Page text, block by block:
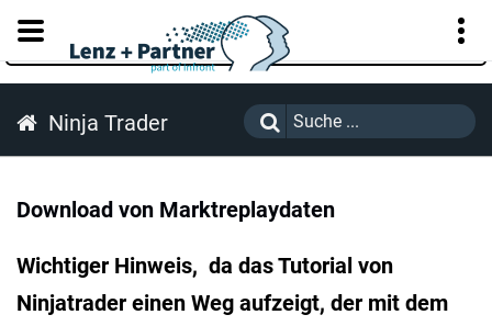
KUNDENPORTAL
Ninja Trader
Download von Marktreplaydaten
Wichtiger Hinweis, da das Tutorial von
Ninjatrader einen Weg aufzeigt, der mit dem